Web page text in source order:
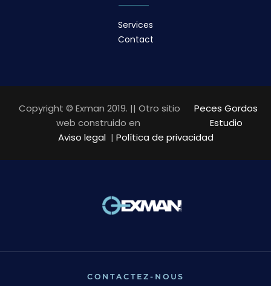
Services
Contact
Copyright © Exman 2019. || Otro sitio
web construido en
Peces Gordos
Estudio
Aviso legal| Política de privacidad
CONTACTEZ-NOUS